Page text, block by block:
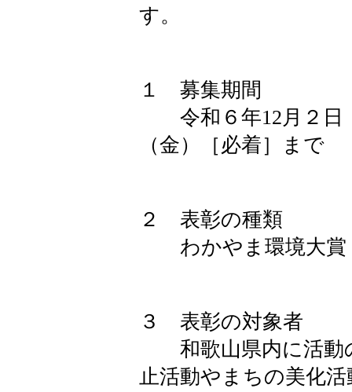
す。
１ 募集期間
令和６年12月２日
（金）［必着］まで
２ 表彰の種類
わかやま環境大賞
３ 表彰の対象者
和歌山県内に活動
止活動やまちの美化